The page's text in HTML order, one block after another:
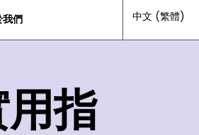
們 中文 (繁體)
用指